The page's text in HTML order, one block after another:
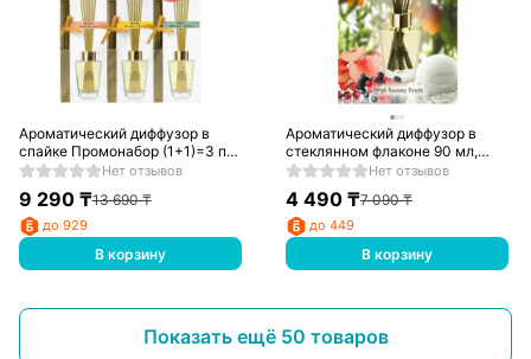
Ароматический диффузор в
спайке Промонабор (1+1)=3 по
90 мл, ароматы в ассортименте
Нет отзывов
9 290₸13 690₸
до 929
В корзину
Ароматический диффузор в
стеклянном флаконе 90 мл,
№56 Sunny fruit-6 Aroma Repulic
Нет отзывов
4 490 ₸7 090₸
до 449
В корзину
Показать ещё 50 товаров